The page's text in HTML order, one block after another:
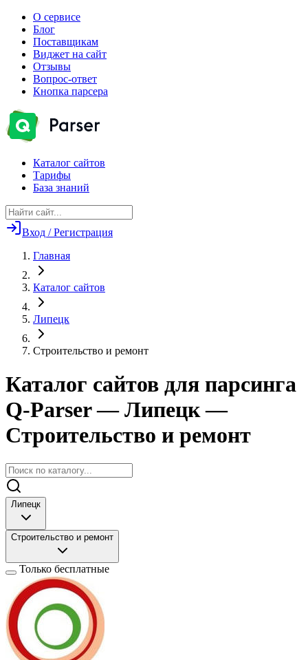
О сервисе
Блог
Поставщикам
Виджет на сайт
Отзывы
Вопрос-ответ
Кнопка парсера
Каталог сайтов
Тарифы
База знаний
Вход / Регистрация
Главная
Каталог сайтов
Липецк
Строительство и ремонт
Каталог сайтов для парсинга
Q-Parser— Липецк —
Строительство и ремонт
Липецк
Строительство и ремонт
Только бесплатные